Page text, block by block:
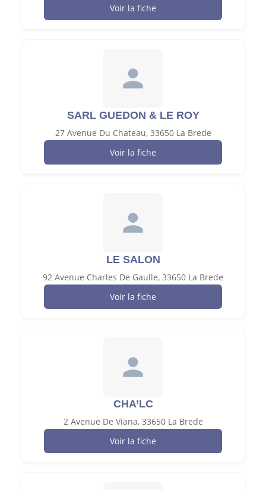
Voir la fiche
SARL GUEDON & LE ROY
27 Avenue Du Chateau, 33650 La Brede
Voir la fiche
LE SALON
92 Avenue Charles De Gaulle, 33650 La Brede
Voir la fiche
CHA’LC
2 Avenue De Viana, 33650 La Brede
Voir la fiche